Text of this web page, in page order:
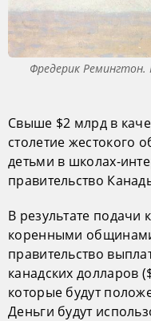
Фредерик Ремингтон.
Свыше $2 млрд в
столетие жестокого
детьми в школах-
правительство
В результате подачи
коренными
правительство
канадских долларов
которые будут
Деньги будут